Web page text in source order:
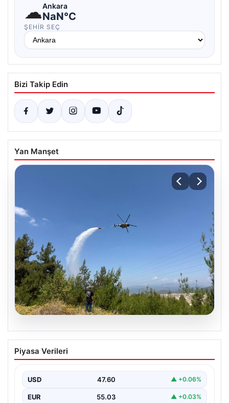
☁Ankara
NaN°C
ŞEHIR SEÇ
Bizi Takip Edin
Yan Manşet
Bursa’da çıkan orman yangını
büyümeden söndürüldü
Piyasa Verileri
USD 47.60 ▲ +0.06%
EUR 55.03 ▲ +0.03%